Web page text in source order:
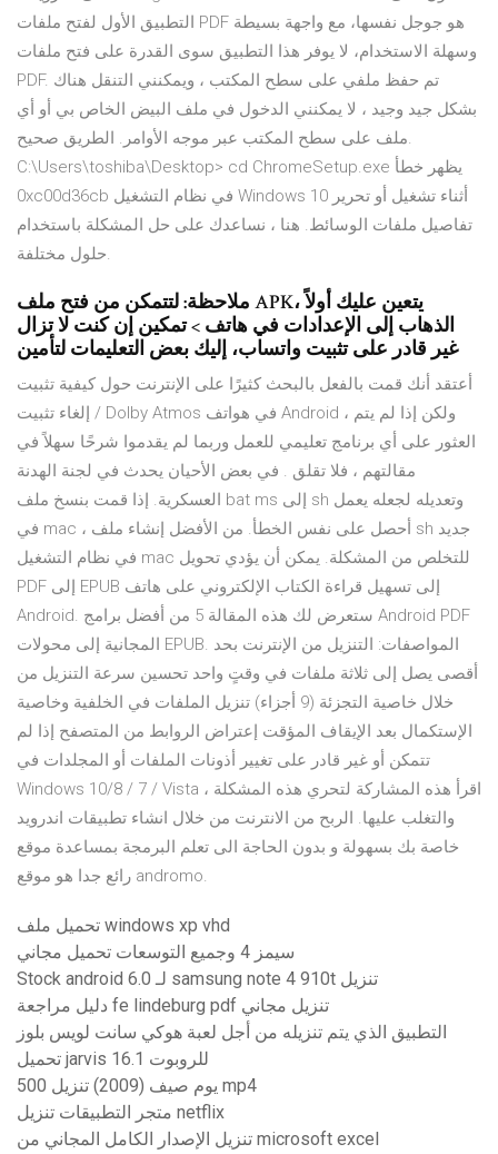
التطبيق الأول لفتح ملفات PDF هو جوجل نفسها، مع واجهة بسيطة
وسهلة الاستخدام، لا يوفر هذا التطبيق سوى القدرة على فتح ملفات
PDF. تم حفظ ملفي على سطح المكتب ، ويمكنني التنقل هناك
بشكل جيد وجيد ، لا يمكنني الدخول في ملف البيض الخاص بي أو أي
ملف على سطح المكتب عبر موجه الأوامر. الطريق صحيح.
C:\Users\toshiba\Desktop> cd ChromeSetup.exe يظهر خطأ
0xc00d36cb في نظام التشغيل Windows 10 أثناء تشغيل أو تحرير
تفاصيل ملفات الوسائط. هنا ، نساعدك على حل المشكلة باستخدام
حلول مختلفة.
ملاحظة: لتتمكن من فتح ملف APK، يتعين عليك أولاً
الذهاب إلى الإعدادات في هاتف > تمكين إن كنت لا تزال
غير قادر على تثبيت واتساب، إليك بعض التعليمات لتأمين
أعتقد أنك قمت بالفعل بالبحث كثيرًا على الإنترنت حول كيفية تثبيت
/ إلغاء تثبيت Dolby Atmos في هواتف Android ، ولكن إذا لم يتم
العثور على أي برنامج تعليمي للعمل وربما لم يقدموا شرحًا سهلاً في
مقالتهم ، فلا تقلق . في بعض الأحيان يحدث في لجنة الهدنة
العسكرية. إذا قمت بنسخ ملف bat ms إلى sh وتعديله لجعله يعمل
في mac ، أحصل على نفس الخطأ. من الأفضل إنشاء ملف sh جديد
في نظام التشغيل mac للتخلص من المشكلة. يمكن أن يؤدي تحويل
PDF إلى EPUB إلى تسهيل قراءة الكتاب الإلكتروني على هاتف
Android. ستعرض لك هذه المقالة 5 من أفضل برامج Android PDF
المجانية إلى محولات EPUB. المواصفات: التنزيل من الإنترنت بحد
أقصى يصل إلى ثلاثة ملفات في وقتٍ واحد تحسين سرعة التنزيل من
خلال خاصية التجزئة (9 أجزاء) تنزيل الملفات في الخلفية وخاصية
الإستكمال بعد الإيقاف المؤقت إعتراض الروابط من المتصفح إذا لم
تتمكن أو غير قادر على تغيير أذونات الملفات أو المجلدات في
Windows 10/8 / 7 / Vista ، اقرأ هذه المشاركة لتحري هذه المشكلة
والتغلب عليها. الربح من الانترنت من خلال انشاء تطبيقات اندرويد
خاصة بك بسهولة و بدون الحاجة الى تعلم البرمجة بمساعدة موقع
رائع جدا هو موقع andromo.
تحميل ملف windows xp vhd
سيمز 4 وجميع التوسعات تحميل مجاني
Stock android 6.0 لـ samsung note 4 910t تنزيل
دليل مراجعة fe lindeburg pdf تنزيل مجاني
التطبيق الذي يتم تنزيله من أجل لعبة هوكي سانت لويس بلوز
تحميل jarvis 16.1 للروبوت
500 يوم صيف (2009) تنزيل mp4
متجر التطبيقات تنزيل netflix
تنزيل الإصدار الكامل المجاني من microsoft excel